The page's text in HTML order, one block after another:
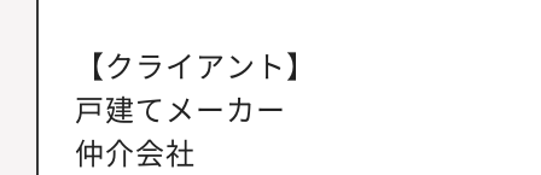
【クライアント】
戸建てメーカー
仲介会社